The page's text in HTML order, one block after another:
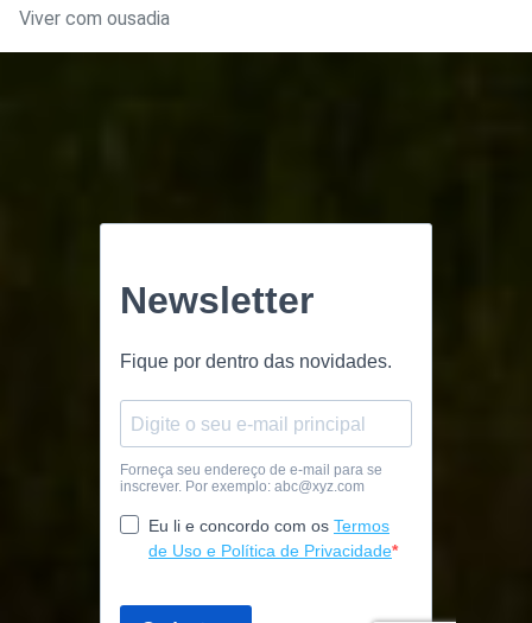
Viver com ousadia